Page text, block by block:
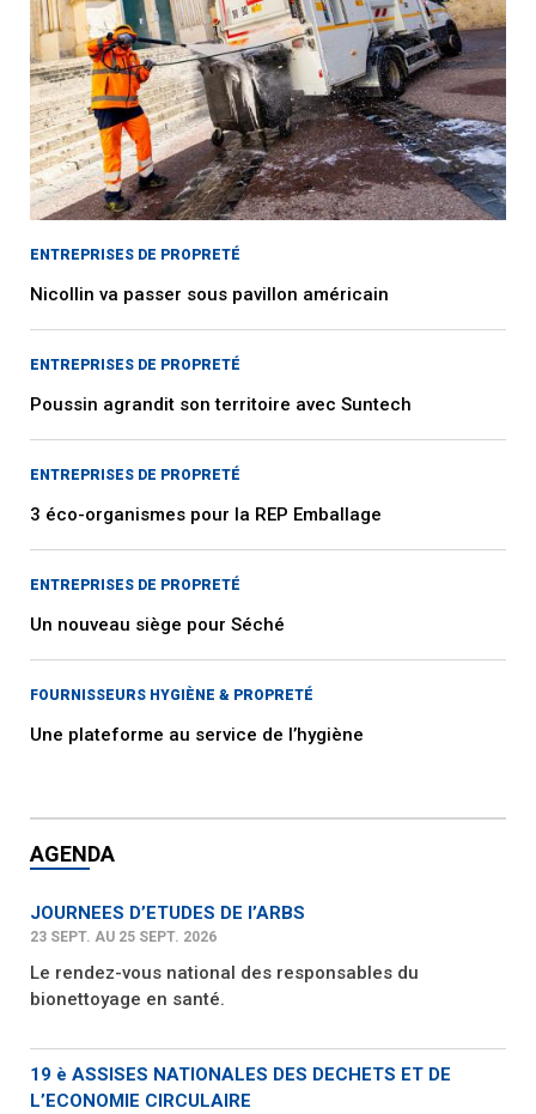
ENTREPRISES DE PROPRETÉ
Nicollin va passer sous pavillon américain
ENTREPRISES DE PROPRETÉ
Poussin agrandit son territoire avec Suntech
ENTREPRISES DE PROPRETÉ
3 éco-organismes pour la REP Emballage
ENTREPRISES DE PROPRETÉ
Un nouveau siège pour Séché
FOURNISSEURS HYGIÈNE & PROPRETÉ
Une plateforme au service de l’hygiène
AGENDA
JOURNEES D’ETUDES DE l’ARBS
23 SEPT. AU 25 SEPT. 2026
Le rendez-vous national des responsables du
bionettoyage en santé.
19 è ASSISES NATIONALES DES DECHETS ET DE
L’ECONOMIE CIRCULAIRE